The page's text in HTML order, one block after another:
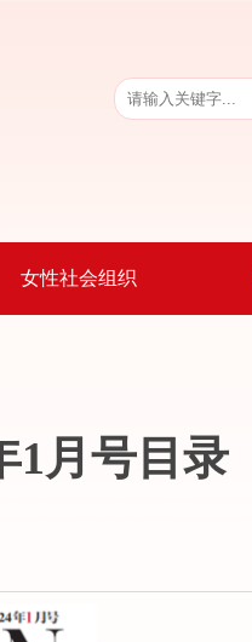
女性社会组织
1月号目录